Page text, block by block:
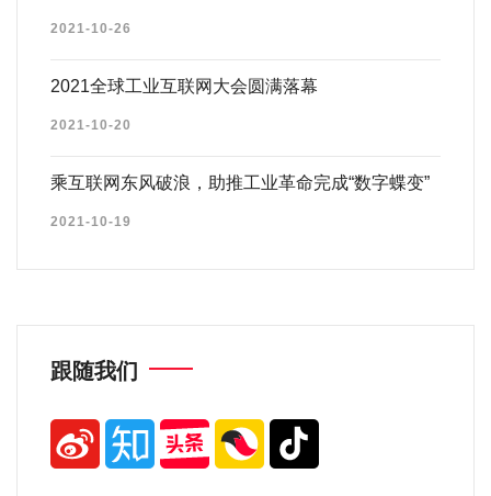
2021-10-26
2021全球工业互联网大会圆满落幕
2021-10-20
乘互联网东风破浪，助推工业革命完成“数字蝶变”
2021-10-19
跟随我们